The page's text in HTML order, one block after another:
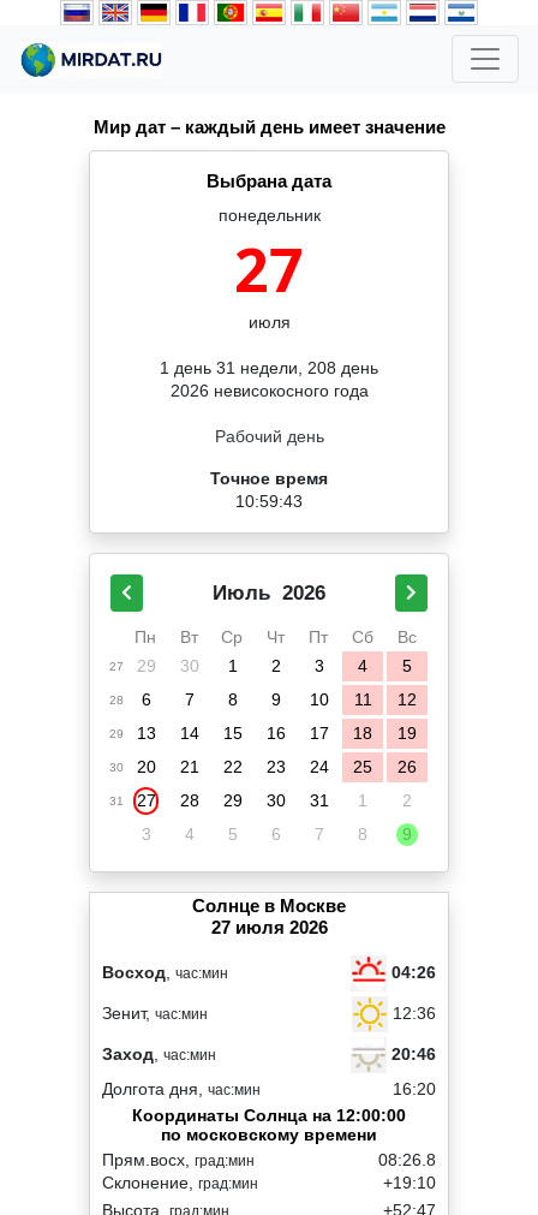
Мир дат – каждый день имеет значение
Выбрана дата
понедельник
27
июля
1 день 31 недели, 208 день
2026 невисокосного года
Рабочий день
Точное время
10:59:43
Июль 2026
Пн Вт Ср Чт Пт Сб Вс
27 29 30 1 2 3 4 5
28 6 7 8 9 10 11 12
29 13 14 15 16 17 18 19
30 20 21 22 23 24 25 26
31 27 28 29 30 31 1
2
3
4 5 6 7 8 9
Солнце в Москве
27 июля 2026
Восход час:мин 04:26
Зенит, час:мин 12:36
Заход час:мин
20:46
Долгота дня, час:мин
16:20
Координаты Солнца на 12:00:00
по московскому времени
Прям.восх, град:мин
Склонение, град:мин
08:26.8
+19:10
Высота, град:мин
+52:47